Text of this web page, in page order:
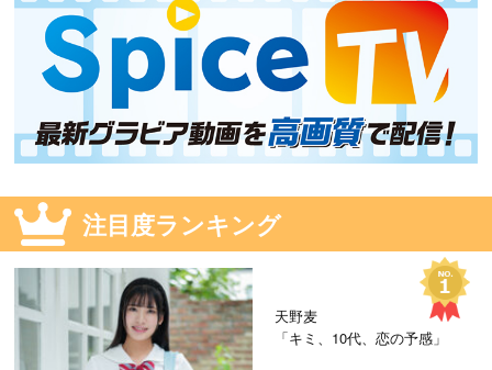
注目度ランキング
天野麦
「キミ、10代、恋の予感」